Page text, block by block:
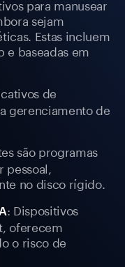
para manusear
sejam
Estas incluem
e baseadas em
de
gerenciamento de
são programas
pessoal,
no disco rígido.
: Dispositivos
oferecem
o risco de